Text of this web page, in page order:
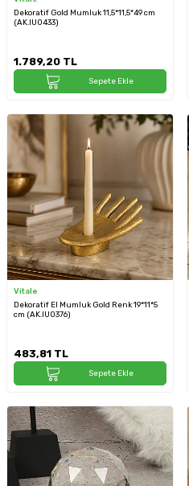
Dekoratif Gold Mumluk 11,5*11,5*49 cm
(AK.IU0433)
1.789,20 TL
Sepete Ekle
Vitale
Dekoratif El Mumluk Gold Renk 19*11*5
cm (AK.IU0376)
483,81 TL
Sepete Ekle